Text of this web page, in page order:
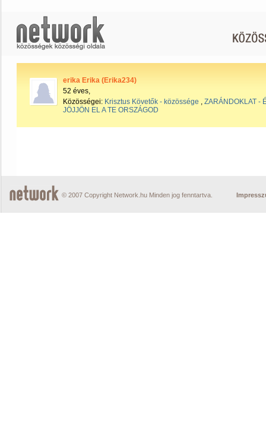
erika Erika (Erika234)
52 éves,
Közösségei: Krisztus Követők - közössége , ZARÁNDOKLAT -
JÖJJÖN EL A TE ORSZÁGOD
© 2007 Copyright Network.hu Minden jog fenntartva.